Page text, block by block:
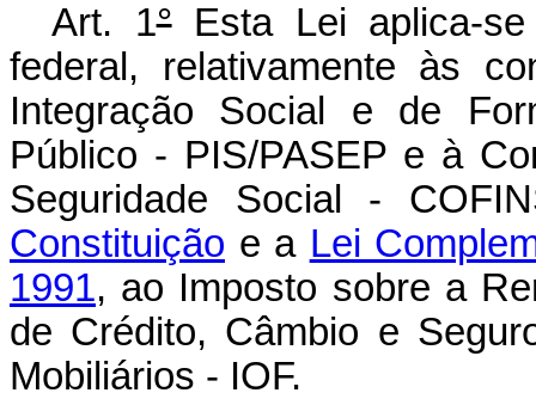
Art. 1°Esta Lei aplica-se
federal, relativamente às
Integração Social e de
Público - PIS/PASEP e à
Seguridade Social -
Constituição e a Lei
1991, ao Imposto sobre a
de Crédito, Câmbio e
Mobiliários - IOF.